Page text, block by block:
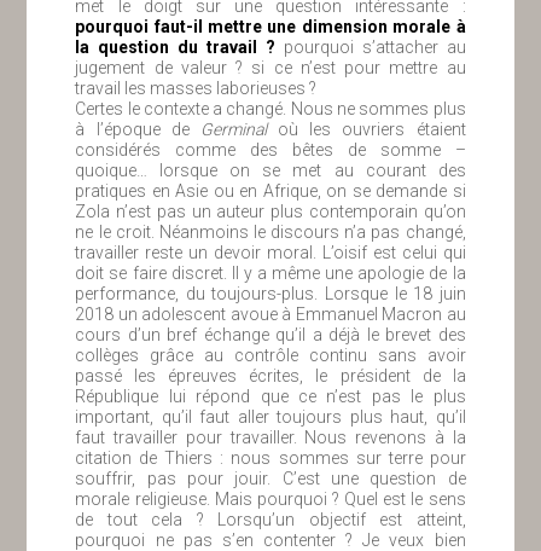
met le doigt sur une question intéressante :
pourquoi faut-il mettre une dimension morale à
la question du travail ? pourquoi s’attacher au
jugement de valeur ? si ce n’est pour mettre au
travail les masses laborieuses ?
Certes le contexte a changé. Nous ne sommes plus
à l’époque de
Germinaloù les ouvriers étaient
considérés comme des bêtes de somme –
quoique… lorsque on se met au courant des
pratiques en Asie ou en Afrique, on se demande si
Zola n’est pas un auteur plus contemporain qu’on
ne le croit. Néanmoins le discours n’a pas changé,
travailler reste un devoir moral. L’oisif est celui qui
doit se faire discret. Il y a même une apologie de la
performance, du toujours-plus. Lorsque le 18 juin
2018 un adolescent avoue à Emmanuel Macron au
cours d’un bref échange qu’il a déjà le brevet des
collèges grâce au contrôle continu sans avoir
passé les épreuves écrites, le président de la
République lui répond que ce n’est pas le plus
important, qu’il faut aller toujours plus haut, qu’il
faut travailler pour travailler. Nous revenons à la
citation de Thiers : nous sommes sur terre pour
souffrir, pas pour jouir. C’est une question de
morale religieuse. Mais pourquoi ? Quel est le sens
de tout cela ? Lorsqu’un objectif est atteint,
pourquoi ne pas s’en contenter ? Je veux bien